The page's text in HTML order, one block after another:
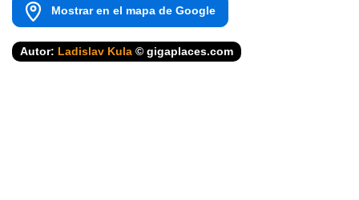
Mostrar en el mapa de Google
Autor: Ladislav Kula © gigaplaces.com